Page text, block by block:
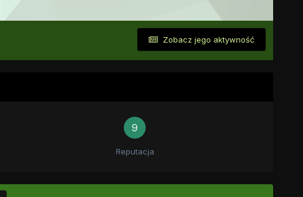
Zobacz jego aktywność
9
Reputacja